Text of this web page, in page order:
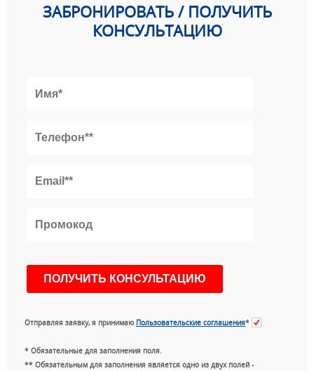
ЗАБРОНИРОВАТЬ / ПОЛУЧИТЬ
КОНСУЛЬТАЦИЮ
Отправляя заявку, я принимаю Пользовательские соглашения*
* Обязательные для заполнения поля.
** Обязательным для заполнения является одно из двух полей -